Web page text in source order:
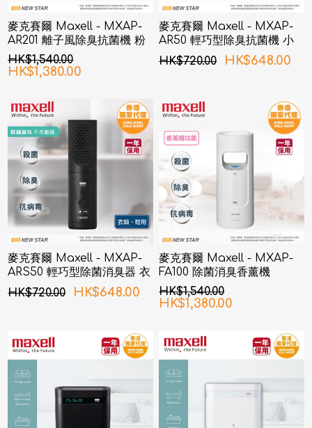
麥克賽爾 Maxell - MXAP-
AR201 離子風除臭抗菌機 粉
紅色
HK$1,540.00
HK$1,380.00
麥克賽爾 Maxell - MXAP-
AR50 輕巧型除臭抗菌機 小
空間用
HK$720.00 HK$648.00
麥克賽爾 Maxell - MXAP-
ARS50 輕巧型除菌消臭器 衣
類、鞋用
HK$720.00 HK$648.00
麥克賽爾 Maxell - MXAP-
FA100 除菌消臭香薰機
HK$1,540.00
HK$1,380.00